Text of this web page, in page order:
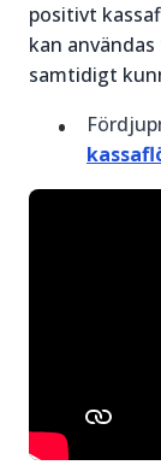
positivt
kan
samtidigt